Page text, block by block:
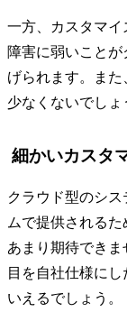
一方、カスタマイ
障害に弱いこと
げられます。ま
少なくないでしょ
細かいカスタ
クラウド型のシ
ムで提供される
あまり期待でき
目を自社仕様に
いえるでしょう。